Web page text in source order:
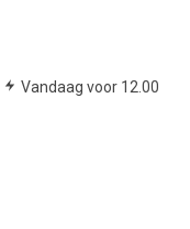
Vandaag voor 12.00